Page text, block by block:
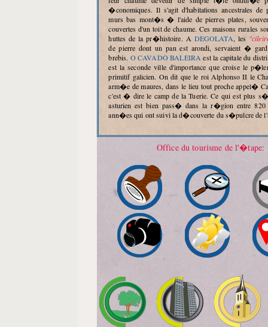
�conomiques. Il s'agit d'habitations ancestrales de
murs bas mont�s � l'aide de pierres plates,
couvertes d'un toit de chaume. Ces maisons rurales
huttes de la pr�histoire. A DEGOLATA, les
de pierre dont un pan est arondi, servaient �
brebis. O CAVADO BALEIRA est la capitale du
est la seconde ville d'importance que croise le
primitif galicien. On dit que le roi Alphonso II le
arm�e de maures, dans le lieu tout proche appel�
c'est � dire le camp de la Tuerie. Ce qui est plus
asturien est bien pass� dans la r�gion entre 820
ann�es qui ont suivi la d�couverte du s�pulcre de
Office du tourisme de l'�tape: